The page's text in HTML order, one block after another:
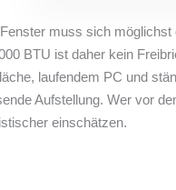
muss sich möglichst
BTU ist daher kein
laufendem PC und
Aufstellung. Wer vor
einschätzen.